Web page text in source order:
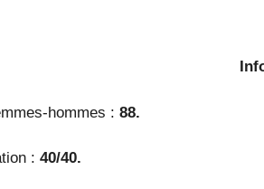
hommes : 88.
: 40/40.